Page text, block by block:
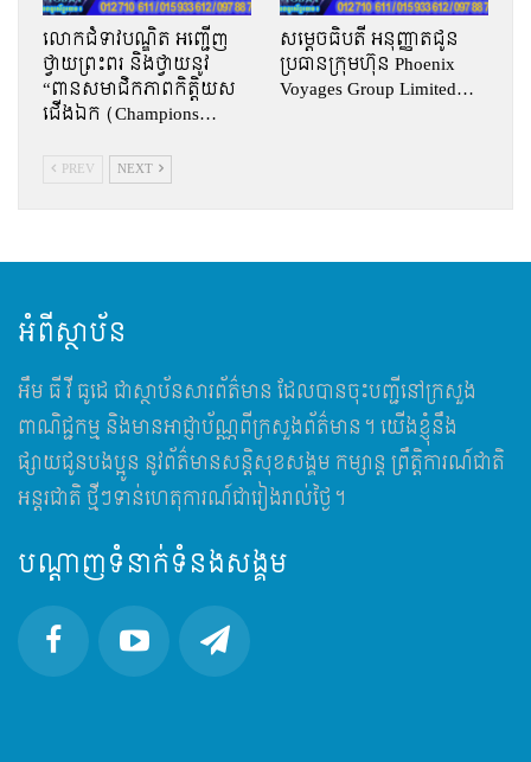
លោកជំទាវបណ្ឌិត អញ្ជើញ
ថ្វាយព្រះពរ និងថ្វាយនូវ
“ពានសមាជិកភាពកិត្តិយស
ជើងឯក (Champions…
សម្តេចធិបតី អនុញ្ញាតជូន
ប្រធានក្រុមហ៊ុន Phoenix
Voyages Group Limited…
PREV NEXT
អំពីស្ថាប័ន
អឹម​ ធី វី ធូដេ ជាស្ថាប័នសារព័ត៌មាន ដែលបានចុះបញ្ជីនៅក្រសួង
ពាណិជ្ជកម្ម និងមានអាជ្ញាប័ណ្ណពីក្រសួងព័ត៌មាន។ យើងខ្ញុំនឹង
ផ្សាយជូនបងប្អូន នូវព័ត៌មានសន្តិសុខសង្គម កម្សាន្ត ព្រឹត្តិការណ៍ជាតិ
អន្តរជាតិ ថ្មីៗទាន់ហេតុការណ៍ជារៀងរាល់ថ្ងៃ។
បណ្តាញទំនាក់ទំនងសង្គម